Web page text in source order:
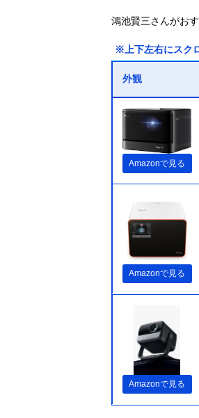
鴻池賢三さんがお
※上下左右にスク
外観
Amazonで見る
Amazonで見る
Amazonで見る